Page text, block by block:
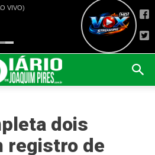
dois
registro de